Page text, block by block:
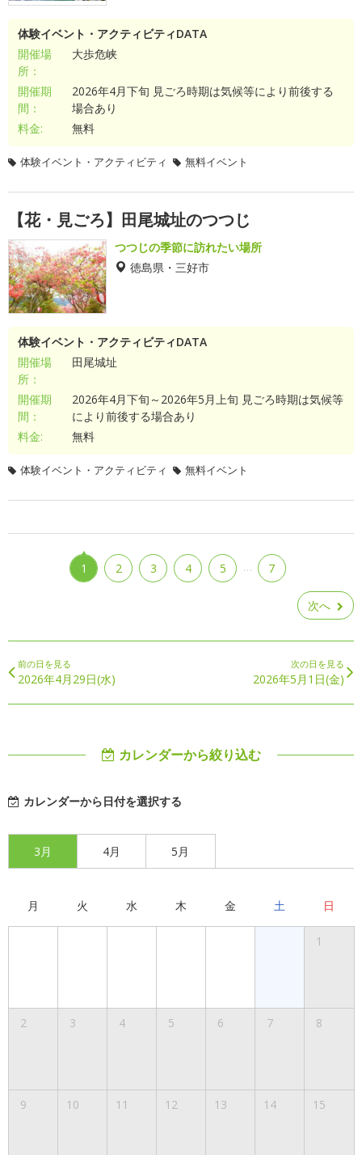
体験イベント・アクティビティDATA
開催場
所：
大歩危峡
開催期
間：
2026年4月下旬 見ごろ時期は気候等により前後する
場合あり
料金:
無料
体験イベント・アクティビティ 無料イベント
【花・見ごろ】田尾城址のつつじ
つつじの季節に訪れたい場所
徳島県・三好市
体験イベント・アクティビティDATA
開催場
所：
田尾城址
開催期
間：
2026年4月下旬～2026年5月上旬 見ごろ時期は気候等
により前後する場合あり
料金:
無料
体験イベント・アクティビティ 無料イベント
1 2 3 4 5 … 7
次へ
前の日を見る
2026年4月29日(水)
次の日を見る
2026年5月1日(金)
カレンダーから絞り込む
カレンダーから日付を選択する
3月 4月 5月
月 火 水 木 金 土 日
1
2 3 4 5 6 7 8
9 10 11 12 13 14 15